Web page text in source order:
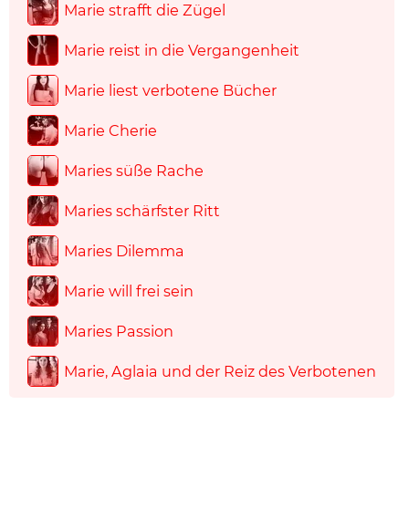
Marie strafft die Zügel
Marie reist in die Vergangenheit
Marie liest verbotene Bücher
Marie Cherie
Maries süße Rache
Maries schärfster Ritt
Maries Dilemma
Marie will frei sein
Maries Passion
Marie, Aglaia und der Reiz des Verbotenen